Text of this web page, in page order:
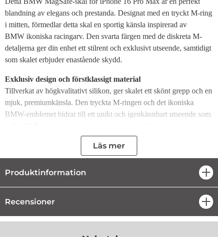
blandning av elegans och prestanda. Designat med en tryckt M-ring
i mitten, förmedlar detta skal en sportig känsla inspirerad av
BMW ikoniska racingarv. Den svarta färgen med de diskreta M-
detaljerna ger din enhet ett stilrent och exklusivt utseende, samtidigt
som skalet erbjuder enastående skydd.
Exklusiv design och förstklassigt material
Tillverkat av högkvalitativt silikon, ger skalet ett skönt grepp och en
mjuk, premiumkänsla. Den tryckta M-ringen och det ikoniska
BMW-emblemet bidrar till ett unikt och igenkännbart utseende som
skapat för dig som värdesätter både stil och funktion.
MagSafe-kompatibilitet för enkel laddning
Detta skal är fullt kompatibelt med MagSafe-teknologi, vilket
magneterna ser till att din iPhone alltid sitter säkert på laddaren,
vilket underlättar snabb och smidig laddning.
Skydd och funktion i ett
Läs mer
Produktinformation
Recensioner